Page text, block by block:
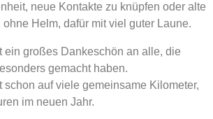
neue Kontakte zu knüpfen oder alte
Helm, dafür mit viel guter Laune.
ein großes Dankeschön an alle, die
gemacht haben.
schon auf viele gemeinsame Kilometer,
im neuen Jahr.